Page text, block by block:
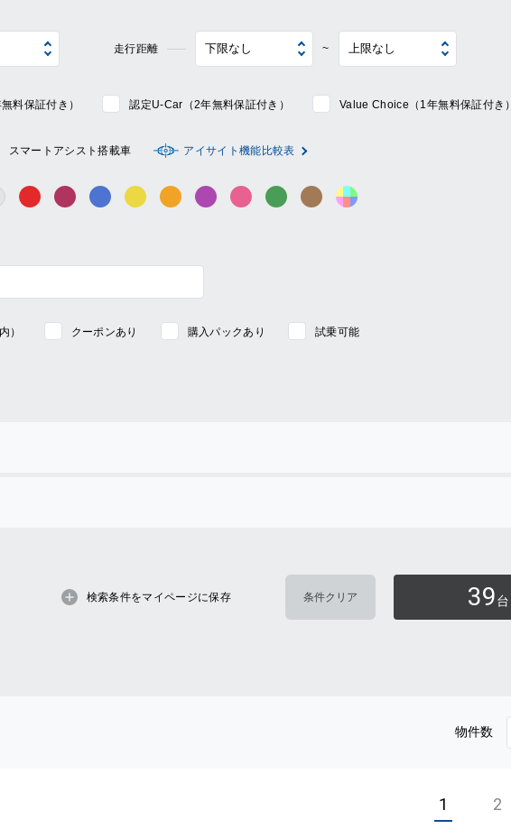
走行距離 ~
料保証付き） 認定U-Car（2年無料保証付き） Value Choice（1年無料保証付き）
スマートアシスト搭載車 アイサイト機能比較表
タ系グレー系 レッド系 ワイン系 ブルー系 イエロー系オレンジ系パープル系ピンク系 グリーン系ブラウン系
） クーポンあり 購入パックあり
試乗可能
検索条件をマイページに保存 39台
物件数
1 2